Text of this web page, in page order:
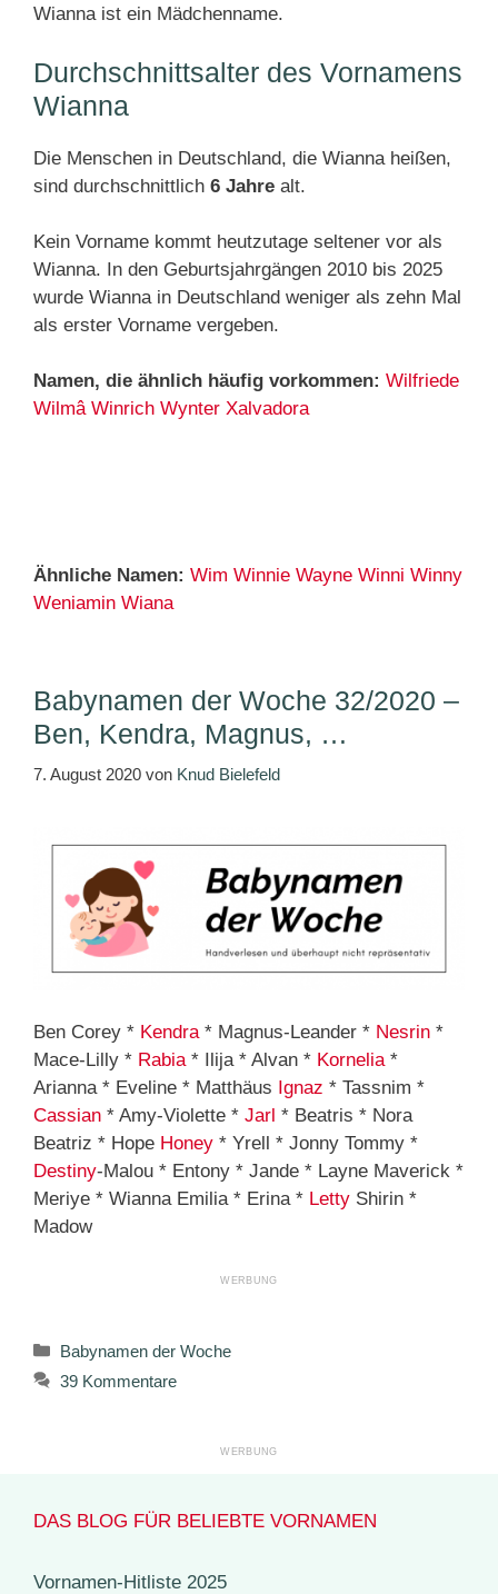
Wianna ist ein Mädchenname.
Durchschnittsalter des Vornamens
Wianna
Die Menschen in Deutschland, die Wianna heißen,
sind durchschnittlich 6 Jahre alt.
Kein Vorname kommt heutzutage seltener vor als
Wianna. In den Geburtsjahrgängen 2010 bis 2025
wurde Wianna in Deutschland weniger als zehn Mal
als erster Vorname vergeben.
Namen, die ähnlich häufig vorkommen: Wilfriede
Wilmâ Winrich Wynter Xalvadora
Ähnliche Namen: Wim Winnie Wayne Winni Winny
Weniamin Wiana
Babynamen der Woche 32/2020 –
Ben, Kendra, Magnus, …
7. August 2020 von Knud Bielefeld
Ben Corey * Kendra* Magnus-Leander * Nesrin *
Mace-Lilly * Rabia* Ilija * Alvan * Kornelia*
Arianna * Eveline * Matthäus Ignaz * Tassnim *
Cassian * Amy-Violette * Jarl * Beatris * Nora
Beatriz * Hope Honey * Yrell * Jonny Tommy *
Destiny-Malou * Entony * Jande * Layne Maverick *
Meriye * Wianna Emilia * Erina * Letty Shirin *
Madow
Kategorien
Babynamen der Woche
39 Kommentare
DAS BLOG FÜR BELIEBTE VORNAMEN
Vornamen-Hitliste 2025